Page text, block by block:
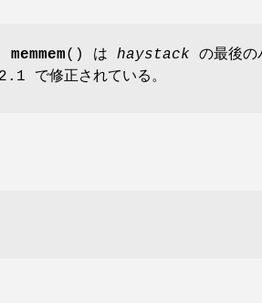
memmem() は haystack の最後の
で修正されている。